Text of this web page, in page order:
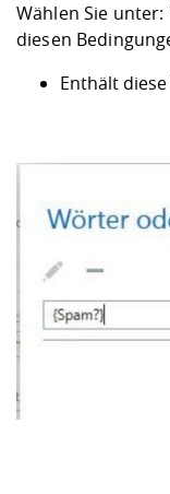
Wählen Sie
diesen
Enthält